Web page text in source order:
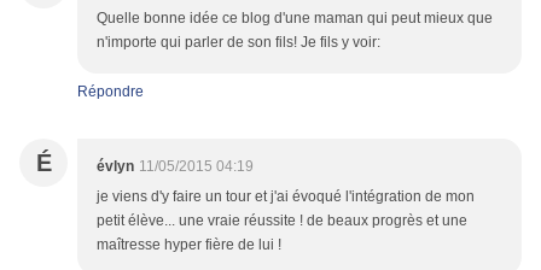
Quelle bonne idée ce blog d'une maman qui peut mieux que
n'importe qui parler de son fils! Je fils y voir:
Répondre
É évlyn 11/05/2015 04:19
je viens d'y faire un tour et j'ai évoqué l'intégration de mon
petit élève... une vraie réussite ! de beaux progrès et une
maîtresse hyper fière de lui !